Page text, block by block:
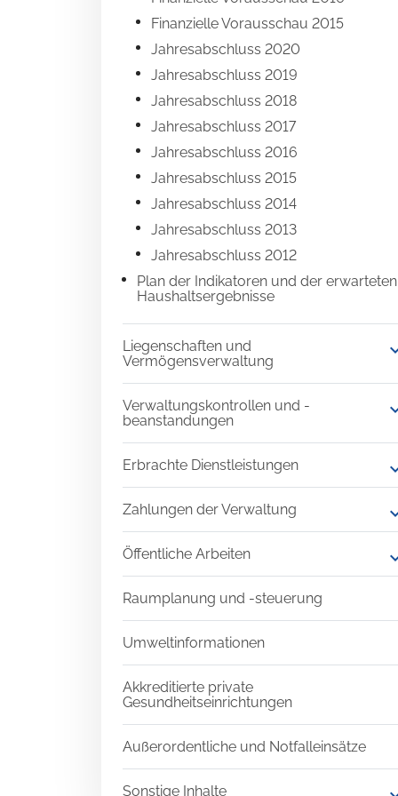
Finanzielle Vorausschau 2015
Jahresabschluss 2020
Jahresabschluss 2019
Jahresabschluss 2018
Jahresabschluss 2017
Jahresabschluss 2016
Jahresabschluss 2015
Jahresabschluss 2014
Jahresabschluss 2013
Jahresabschluss 2012
Plan der Indikatoren und der erwarteten
Haushaltsergebnisse
Liegenschaften und
Vermögensverwaltung
Verwaltungskontrollen und -
beanstandungen
Erbrachte Dienstleistungen
Zahlungen der Verwaltung
Öffentliche Arbeiten
Raumplanung und -steuerung
Umweltinformationen
Akkreditierte private
Gesundheitseinrichtungen
Außerordentliche und Notfalleinsätze
Sonstige Inhalte